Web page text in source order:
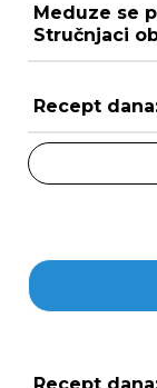
Meduze se
Stručnjaci
Recept